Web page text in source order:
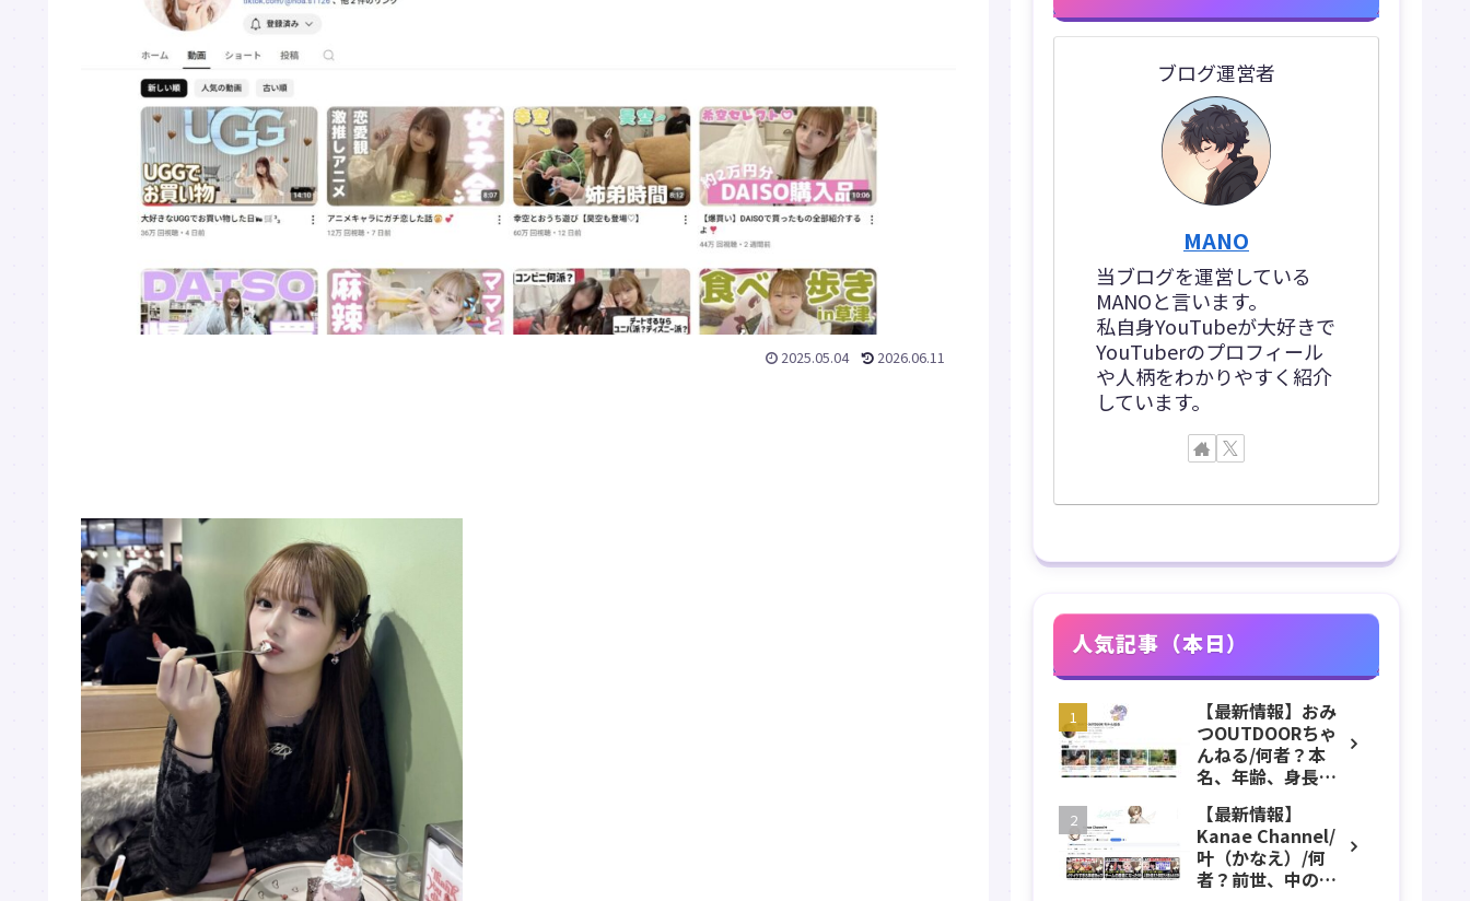
2025.05.04 2026.06.11
ブログ運営者
MANO
当ブログを運営している
MANOと言います。
私自身YouTubeが大好きで
YouTuberのプロフィール
や人柄をわかりやすく紹介
しています。
人気記事（本日）
【最新情報】おみ
つOUTDOORちゃ
んねる/何者？本
名、年齢、身長、
結婚、アンチにつ
いてプロフィー
ル、チャンネル紹
介！
【最新情報】
Kanae Channel/
叶（かなえ）/何
者？前世、中の